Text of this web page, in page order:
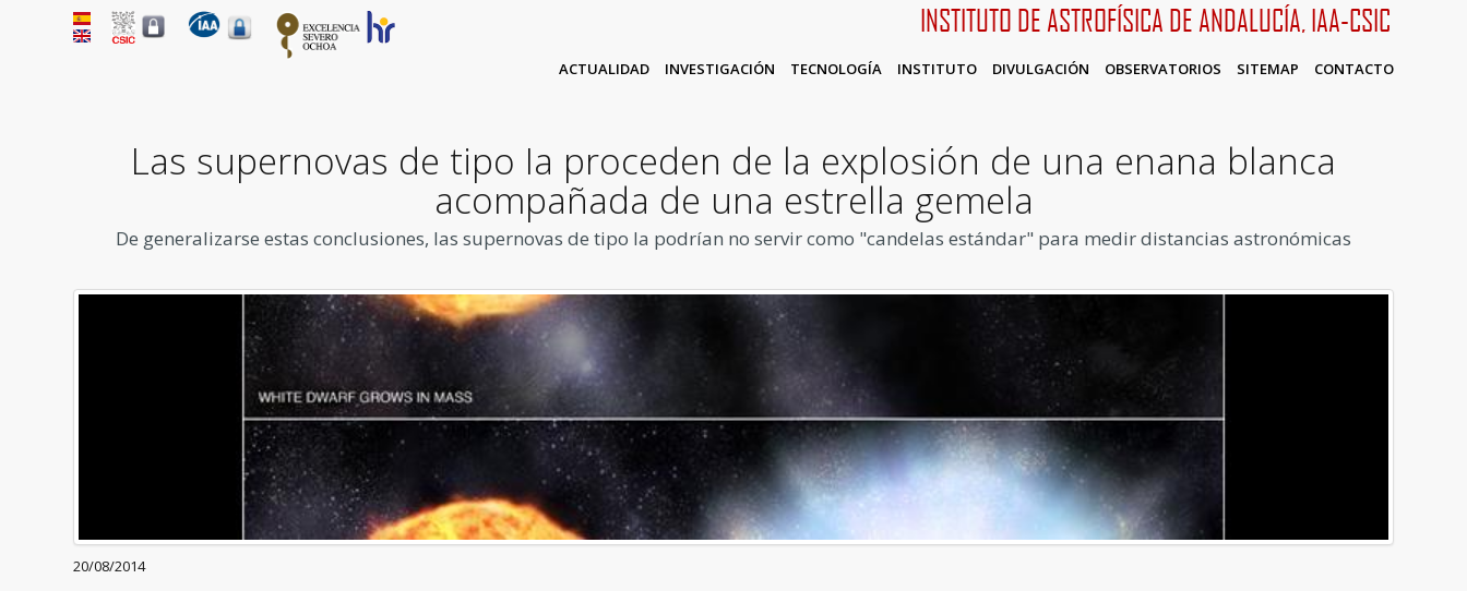
INSTITUTO DE ASTROFÍSICA DE ANDALUCÍA, IAA-CSIC
ACTUALIDAD INVESTIGACIÓN TECNOLOGÍA INSTITUTO DIVULGACIÓN OBSERVATORIOS SITEMAP CONTACTO
Las supernovas de tipo Ia proceden de la explosión de una enana blanca
acompañada de una estrella gemela
De generalizarse estas conclusiones, las supernovas de tipo Ia podrían no servir como "candelas estándar" para medir distancias astronómicas
20/08/2014